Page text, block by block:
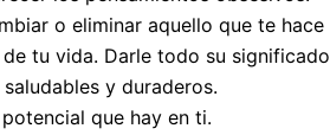
o eliminar aquello que te hace
tu vida. Darle todo su
y duraderos.
que hay en ti.